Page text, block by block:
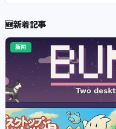
🆕新着記事
新闻